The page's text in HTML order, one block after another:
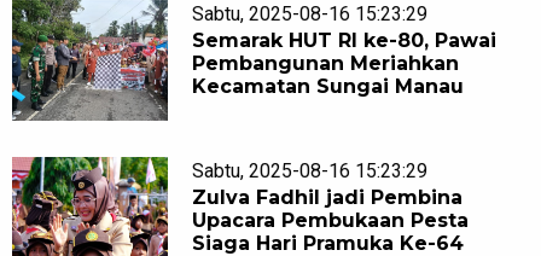
Sabtu, 2025-08-16 15:23:29
Semarak HUT RI ke-80, Pawai
Pembangunan Meriahkan
Kecamatan Sungai Manau
Sabtu, 2025-08-16 15:23:29
Zulva Fadhil jadi Pembina
Upacara Pembukaan Pesta
Siaga Hari Pramuka Ke-64